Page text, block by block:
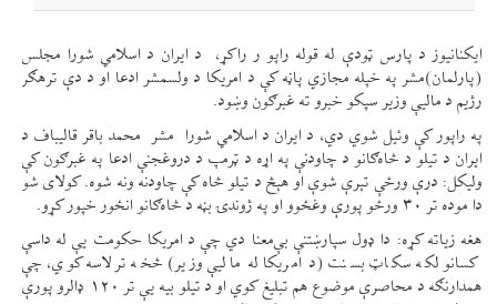
ایکنانیوز د پارس ټودې له قوله راپو ر راکړ، د ایران د اسلامي شورا مجلس
(پارلمان)مشر په خپله مجازي پاڼه کې د امریکا د ولسمشر ادعا او د دې ترهګر
رژیم د مالیې وزیر سپکو خبرو ته غبرګون وښود.
په راپور کې وئيل شوي دي، د ایران د اسلامي شورا مشر محمد باقر قالیباف د
ایران د تیلو د څاه‌ګانو د چاودنې په اړه د ټرمپ د دروغجنې ادعا په غبرګون کې
ولیکل: درې ورځې تېرې شوې او هېڅ د تیلو څاه کې چاودنه ونه شوه. کولای شو
دا موده تر ۳۰ ورځو پورې وغځوو او په ژوندۍ بڼه د څاه‌ګانو انځور خپور کړو.
هغه زیاته کړه: دا ډول سپارښتنې بې‌معنا دي چې د امریکا حکومت یې له داسې
کسانو لکه سکاټ بسنت (د امریکا له مالیې وزیر) څخه ترلاسه کوي، چې
همدارنګه د محاصرې موضوع هم تبلیغ کوي او د تیلو بیه یې تر ۱۲۰ ډالرو پورې